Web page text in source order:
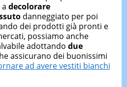
decolorare
danneggiato per poi
dei prodotti già pronti e
possiamo anche
adottando due
assicurano dei buonissimi
ad avere vestiti bianchi